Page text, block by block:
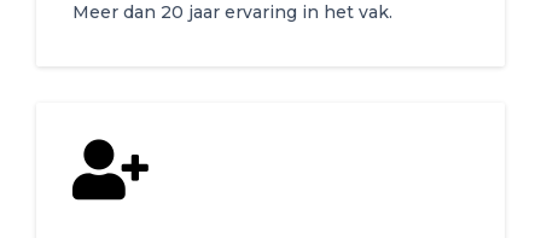
Meer dan 20 jaar ervaring in het vak.